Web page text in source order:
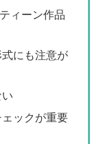
ィーン作品
にも注意が
ックが重要